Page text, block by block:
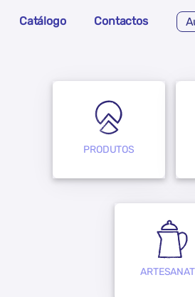
Catálogo Contactos
PRODUTOS